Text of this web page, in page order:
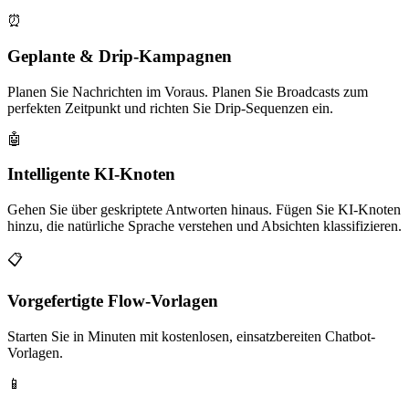
⏰
Geplante & Drip-Kampagnen
Planen Sie Nachrichten im Voraus. Planen Sie Broadcasts zum
perfekten Zeitpunkt und richten Sie Drip-Sequenzen ein.
🤖
Intelligente KI-Knoten
Gehen Sie über geskriptete Antworten hinaus. Fügen Sie KI-Knoten
hinzu, die natürliche Sprache verstehen und Absichten klassifizieren.
📋
Vorgefertigte Flow-Vorlagen
Starten Sie in Minuten mit kostenlosen, einsatzbereiten Chatbot-
Vorlagen.
📱